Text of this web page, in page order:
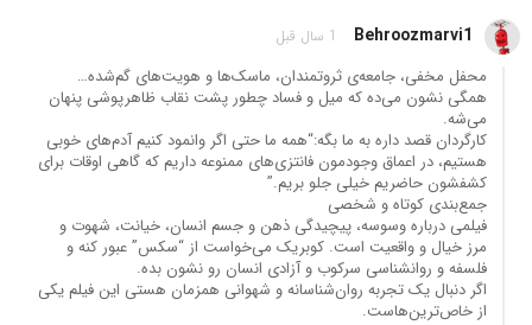
Behroozmarvi1 1 سال قبل
محفل مخفی، جامعه‌ی ثروتمندان، ماسک‌ها و هویت‌های گم‌شده…
همگی نشون می‌ده که میل و فساد چطور پشت نقاب ظاهرپوشی پنهان
می‌شه.
کارگردان قصد داره به ما بگه:“همه ما حتی اگر وانمود کنیم آدم‌های خوبی
هستیم، در اعماق وجودمون فانتزی‌های ممنوعه داریم که گاهی اوقات برای
کشفشون حاضریم خیلی جلو بریم.”
جمع‌بندی کوتاه و شخصی
فیلمی درباره وسوسه، پیچیدگی ذهن و جسم انسان، خیانت، شهوت و
مرز خیال و واقعیت است. کوبریک می‌خواست از “سکس” عبور کنه و
فلسفه و روانشناسی سرکوب و آزادی انسان رو نشون بده.
اگر دنبال یک تجربه روان‌شناسانه و شهوانی همزمان هستی این فیلم یکی
از خاص‌ترین‌هاست.